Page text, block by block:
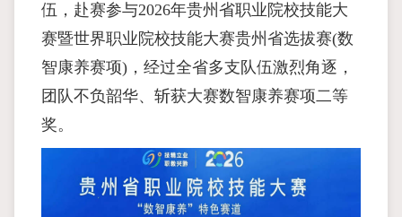
伍，赴赛参与2026年贵州省职业院校技能大
赛暨世界职业院校技能大赛贵州省选拔赛(数
智康养赛项)，经过全省多支队伍激烈角逐，
团队不负韶华、斩获大赛数智康养赛项二等
奖。